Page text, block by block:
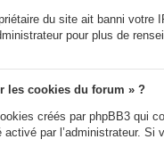
du site ait banni
pour plus de
les cookies du forum » ?
créés par phpBB3 qui
activé par l’administrateur.